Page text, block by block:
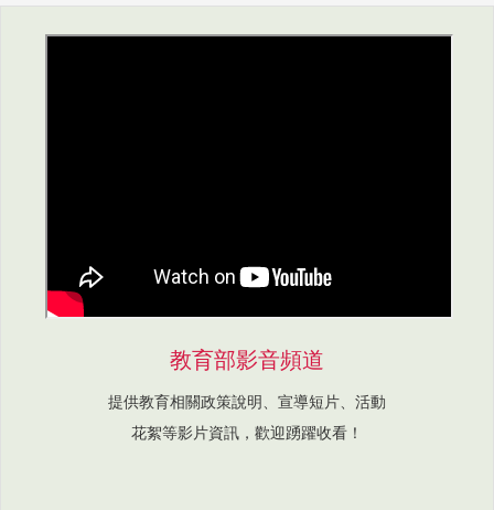
教育部影音頻道
提供教育相關政策說明、宣導短片、活動
花絮等影片資訊，歡迎踴躍收看！